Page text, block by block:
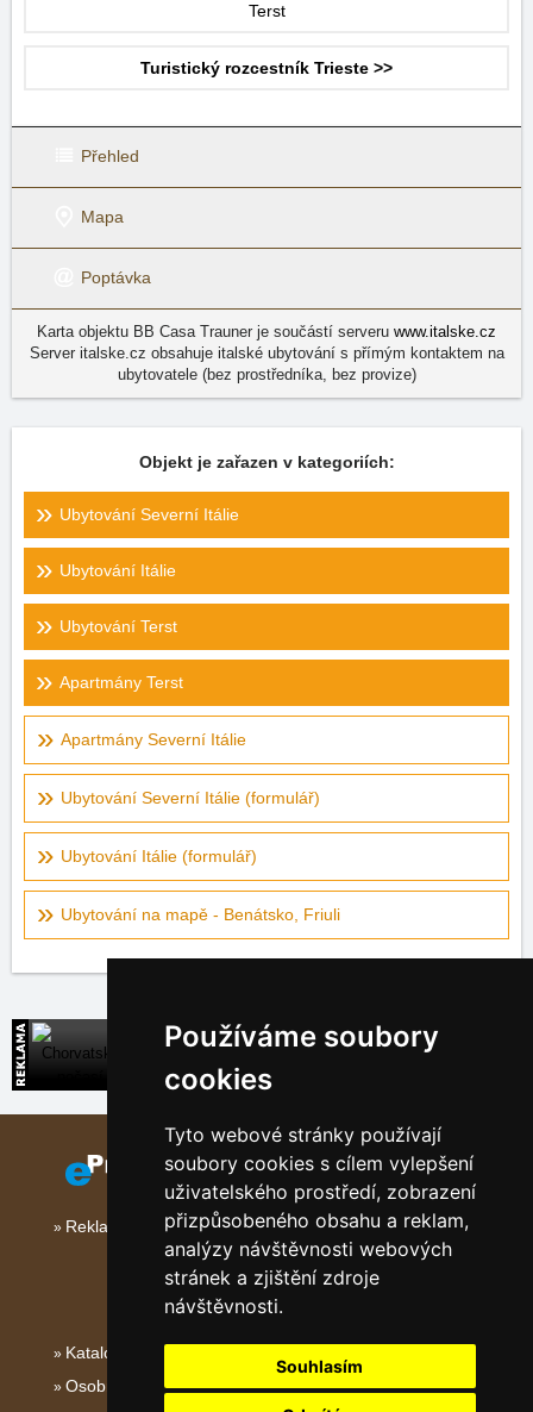
Používáme soubory
cookies
Tyto webové stránky používají
soubory cookies s cílem vylepšení
uživatelského prostředí, zobrazení
přizpůsobeného obsahu a reklam,
analýzy návštěvnosti webových
stránek a zjištění zdroje
návštěvnosti.
Souhlasím
Terst
Turistický rozcestník Trieste >>
Přehled
Mapa
Poptávka
Karta objektu BB Casa Trauner je součástí serveru www.italske.cz
Server italske.cz obsahuje italské ubytování s přímým kontaktem na
ubytovatele (bez prostředníka, bez provize)
Objekt je zařazen v kategoriích:
Ubytování Severní Itálie
Ubytování Itálie
Ubytování Terst
Apartmány Terst
Apartmány Severní Itálie
Ubytování Severní Itálie (formulář)
Ubytování Itálie (formulář)
Ubytování na mapě - Benátsko, Friuli
Chorvatsko počasí
Předpověď počasí a teploty moře v Chorvatsku
Reklama na tomto serveru
Katalog ubytování
Osobní údaje